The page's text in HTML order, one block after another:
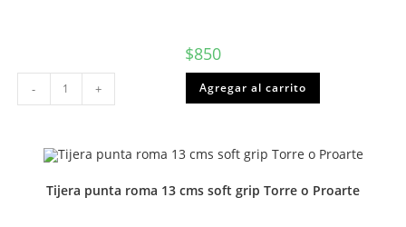
$850
Cinta
EMBALAJE
transparente
- + Agregar al carrito
Tijera punta roma 13 cms soft grip Torre o Proarte